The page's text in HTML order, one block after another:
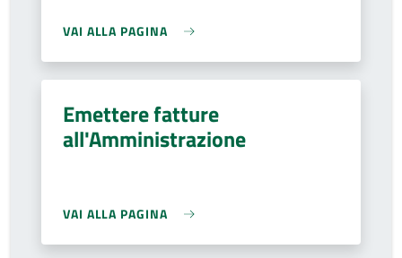
VAI ALLA PAGINA
Emettere fatture
all'Amministrazione
VAI ALLA PAGINA